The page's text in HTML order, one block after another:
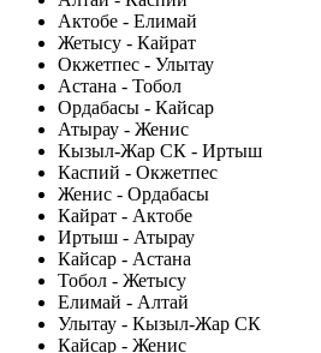
Актобе - Елимай
Жетысу - Кайрат
Окжетпес - Улытау
Астана - Тобол
Ордабасы - Кайсар
Атырау - Женис
Кызыл-Жар СК - Иртыш
Каспий - Окжетпес
Женис - Ордабасы
Кайрат - Актобе
Иртыш - Атырау
Кайсар - Астана
Тобол - Жетысу
Елимай - Алтай
Улытау - Кызыл-Жар СК
Кайсар - Женис